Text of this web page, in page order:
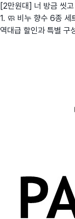
[2만원대] 너 방금 씻
1. 🧼 비누 향수 6종 세
역대급 할인과 특별 구